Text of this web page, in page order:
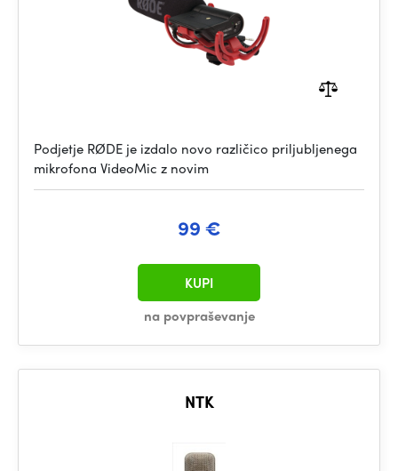
Podjetje RØDE je izdalo novo različico priljubljenega
mikrofona VideoMic z novim
99 €
na povpraševanje
KUPI
NTK